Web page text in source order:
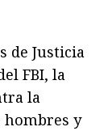
de Justicia
FBI, la
la
hombres y